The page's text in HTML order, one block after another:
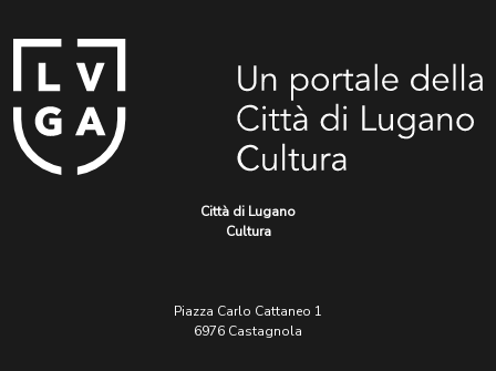
Città di Lugano
Cultura
Piazza Carlo Cattaneo 1
6976 Castagnola